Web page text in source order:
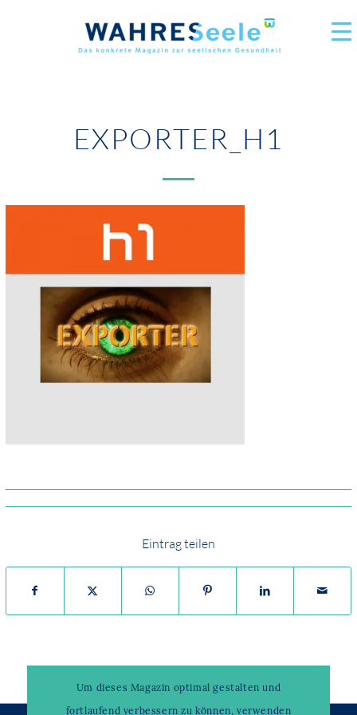
EXPORTER_H1
Eintrag teilen
Um dieses Magazin optimal gestalten und
fortlaufend verbessern zu können, verwenden